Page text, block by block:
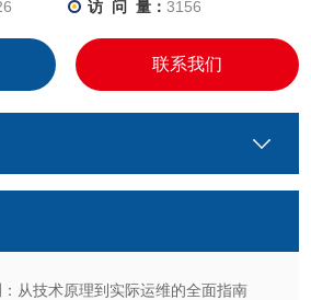
访 问 量： 3156
联系我们
从技术原理到实际运维的全面指南